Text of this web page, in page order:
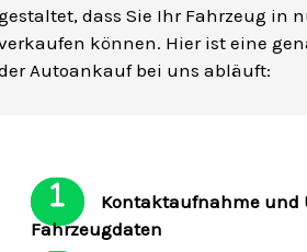
dass Sie Ihr Fahrzeug in
können. Hier ist eine
Autoankauf bei uns abläuft:
Kontaktaufnahme und
Fahrzeugdaten